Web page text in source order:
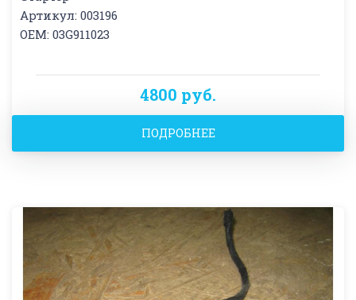
Артикул: 003196
OEM: 03G911023
4800 руб.
ПОДРОБНЕЕ